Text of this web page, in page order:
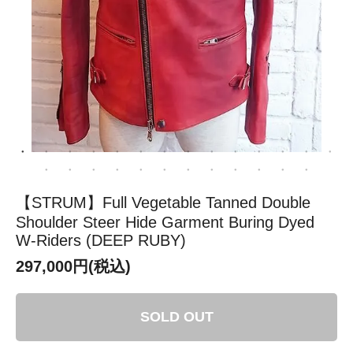
【STRUM】Full Vegetable Tanned Double
Shoulder Steer Hide Garment Buring Dyed
W-Riders (DEEP RUBY)
297,000円(税込)
SOLD OUT